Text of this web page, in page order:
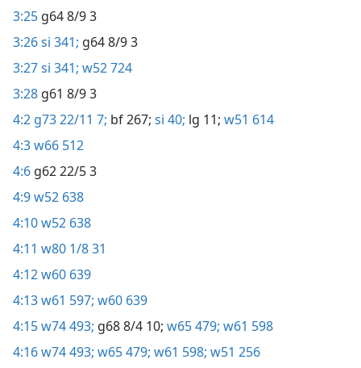
3:25 g64 8/9 3
3:26si 341; g64 8/9 3
3:27si 341; w52 724
3:28 g61 8/9 3
4:2 g73 22/11 7; bf 267; si 40; lg 11; w51 614
4:3w66 512
4:6 g62 22/5 3
4:9w52 638
4:10w52 638
4:11 w80 1/8 31
4:12w60 639
4:13w61 597; w60 639
4:15w74 493; g68 8/4 10; w65 479; w61 598
4:16w74 493; w65 479; w61 598; w51 256